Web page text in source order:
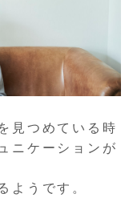
見つめている時
ニケーションが
ようです。